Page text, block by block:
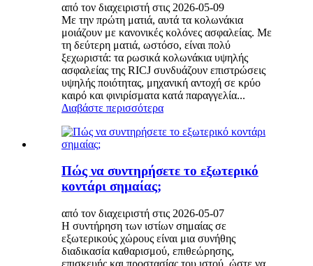
από τον διαχειριστή στις 2026-05-09
Με την πρώτη ματιά, αυτά τα κολωνάκια
μοιάζουν με κανονικές κολόνες ασφαλείας. Με
τη δεύτερη ματιά, ωστόσο, είναι πολύ
ξεχωριστά: τα ρωσικά κολωνάκια υψηλής
ασφαλείας της RICJ συνδυάζουν επιστρώσεις
υψηλής ποιότητας, μηχανική αντοχή σε κρύο
καιρό και φινιρίσματα κατά παραγγελία...
Διαβάστε περισσότερα
Πώς να συντηρήσετε το εξωτερικό
κοντάρι σημαίας;
από τον διαχειριστή στις 2026-05-07
Η συντήρηση των ιστίων σημαίας σε
εξωτερικούς χώρους είναι μια συνήθης
διαδικασία καθαρισμού, επιθεώρησης,
επισκευής και προστασίας του ιστού, ώστε να